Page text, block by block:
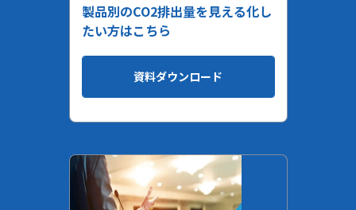
製品別のCO2排出量を見える化し
たい方はこちら
資料ダウンロード